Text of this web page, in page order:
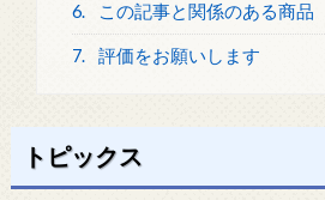
6. この記事と関係のある商品
7. 評価をお願いします
トピックス